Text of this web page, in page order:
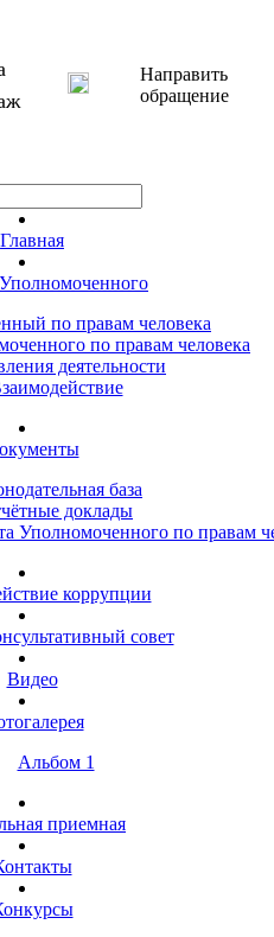
Направить
обращение
Главная
по правам человека
по правам человека
деятельности
база
доклады
Уполномоченного по правам
коррупции
совет
Видео
Альбом 1
приемная